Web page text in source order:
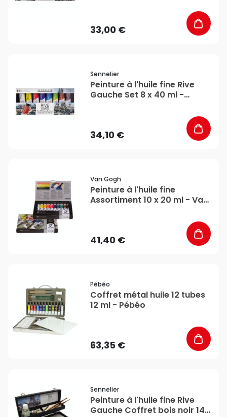
33,00 €
Sennelier
Peinture à l'huile fine Rive
Gauche Set 8 x 40 ml -
34,10 €
Van Gogh
Peinture à l'huile fine
Assortiment 10 x 20 ml - Van
41,40 €
Pébéo
Coffret métal huile 12 tubes
12 ml - Pébéo
63,35 €
Sennelier
Peinture à l'huile fine Rive
Gauche Coffret bois noir 14